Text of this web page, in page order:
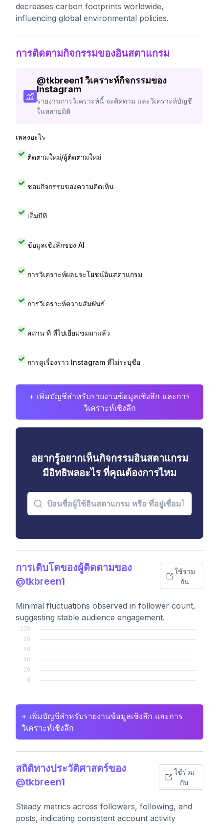
decreases carbon footprints worldwide,
influencing global environmental policies.
การติดตามกิจกรรมของอินสตาแกรม
@tkbreen1 วิเคราะห์กิจกรรมของ
Instagram
รายงานการวิเคราะห์นี้ จะติดตาม และวิเคราะห์บัญชี
ในหลายมิติ
เพลงอะไร
ติดตามใหม่/ผู้ติดตามใหม่
ชอบกิจกรรมของความคิดเห็น
เอ็มบีที
ข้อมูลเชิงลึกของ AI
การวิเคราะห์ผลประโยชน์อินสตาแกรม
การวิเคราะห์ความสัมพันธ์
สถาน ที่ ที่ไปเยี่ยมชมมาแล้ว
การดูเรื่องราว Instagram ที่ไม่ระบุชื่อ
+ เพิ่มบัญชีสำหรับรายงานข้อมูลเชิงลึก และการ
วิเคราะห์เชิงลึก
อยากรู้อยากเห็นกิจกรรมอินสตาแกรม
มีอิทธิพลอะไร ที่คุณต้องการไหม
การเติบโตของผู้ติดตามของ
@tkbreen1
ใช้ร่วม
กัน
Minimal fluctuations observed in follower count,
suggesting stable audience engagement.
+ เพิ่มบัญชีสำหรับรายงานข้อมูลเชิงลึก และการ
วิเคราะห์เชิงลึก
สถิติทางประวัติศาสตร์ของ
@tkbreen1
ใช้ร่วม
กัน
Steady metrics across followers, following, and
posts, indicating consistent account activity